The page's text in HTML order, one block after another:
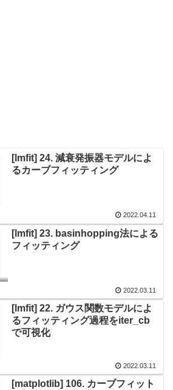
[lmfit] 24. 減衰発振器モデルによ
るカーブフィッティング
2022.04.11
[lmfit] 23. basinhopping法による
フィッティング
2022.03.11
[lmfit] 22. ガウス関数モデルによ
るフィッティング過程をiter_cb
で可視化
2022.03.11
[matplotlib] 106. カーブフィット